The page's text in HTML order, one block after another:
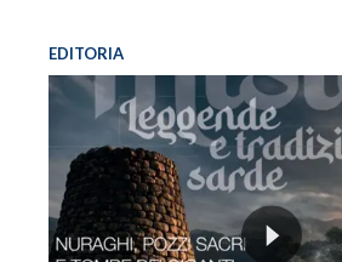
EDITORIA